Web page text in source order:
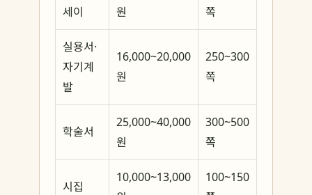
세이
원
쪽
실용서·
자기계
발
16,000~20,000
원
250~300
쪽
학술서
25,000~40,000
원
300~500
쪽
시집
10,000~13,000
100~150